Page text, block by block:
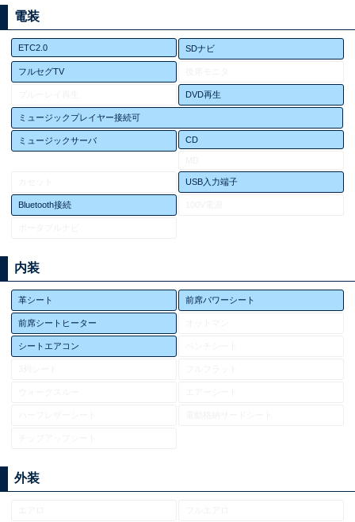
電装
ETC2.0 SDナビ
フルセグTV
DVD再生
ミュージックプレイヤー接続可
ミュージックサーバ CD
USB入力端子
Bluetooth接続
内装
革シート 前席パワーシート
前席シートヒーター
シートエアコン
外装